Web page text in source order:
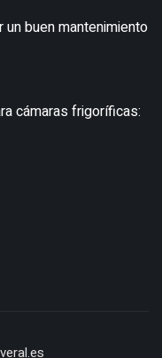
buen mantenimiento
cámaras frigoríficas: